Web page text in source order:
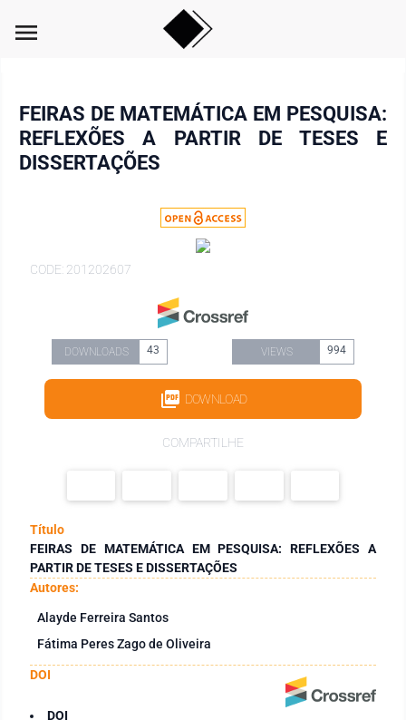
menu
FEIRAS DE MATEMÁTICA EM PESQUISA:
REFLEXÕES A PARTIR DE TESES E
DISSERTAÇÕES
CODE: 201202607
DOWNLOADS 43 VIEWS 994
DOWNLOAD
COMPARTILHE
Título
FEIRAS DE MATEMÁTICA EM PESQUISA: REFLEXÕES A
PARTIR DE TESES E DISSERTAÇÕES
Autores:
Alayde Ferreira Santos
Fátima Peres Zago de Oliveira
DOI
DOI